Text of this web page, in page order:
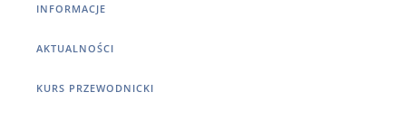
INFORMACJE
AKTUALNOŚCI
KURS PRZEWODNICKI